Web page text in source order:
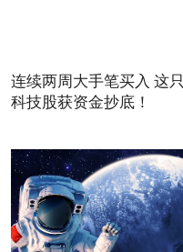
连续两周大手笔买入 这只
科技股获资金抄底！